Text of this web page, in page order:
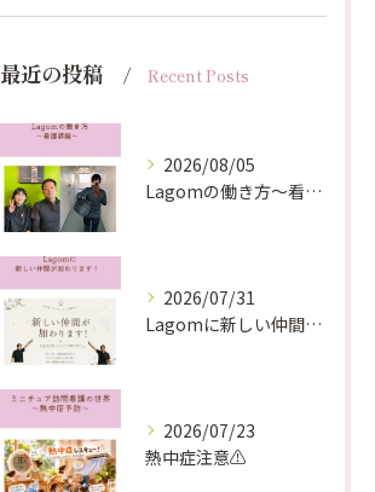
最近の投稿 Recent Posts
2026/08/05
Lagomの働き方〜看護師編〜
2026/07/31
Lagomに新しい仲間が加わります！
2026/07/23
熱中症注意⚠️